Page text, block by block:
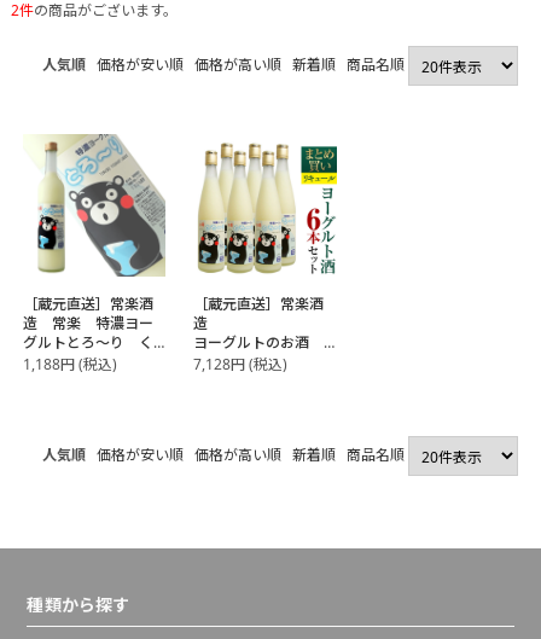
2件の商品がございます。
人気順 価格が安い順 価格が高い順 新着順 商品名順
［蔵元直送］常楽酒
造 常楽 特濃ヨー
グルトとろ～り く
まモンデザイン
1,188円(税込)
［蔵元直送］常楽酒
造
ヨーグルトのお酒
まとめ買い 6本セッ
7,128円(税込)
人気順 価格が安い順 価格が高い順 新着順 商品名順
種類から探す